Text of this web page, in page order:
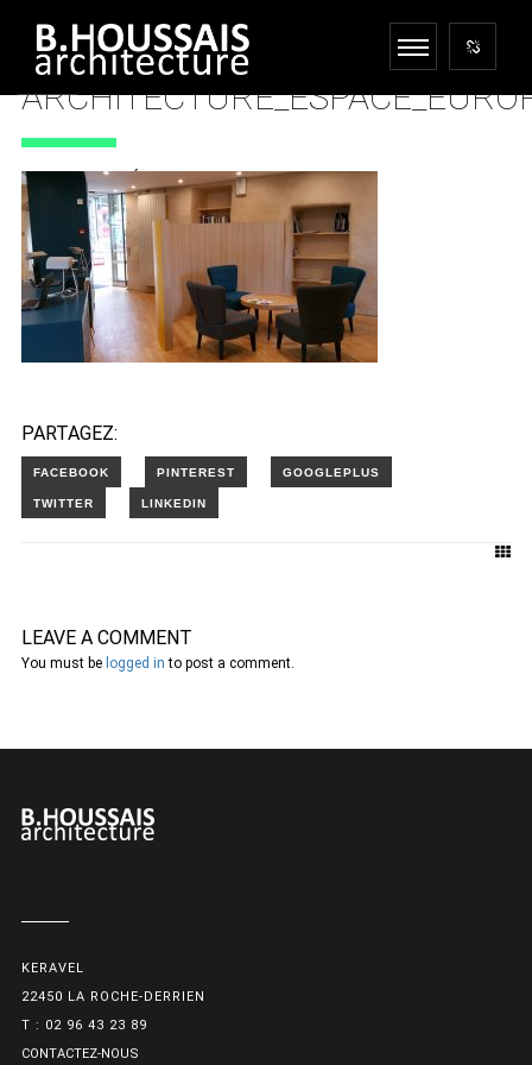
18 DÉCEMBRE 2017
PARTAGEZ:
LEAVE A COMMENT
You must be logged in to post a comment.
KERAVEL
22450 LA ROCHE-DERRIEN
T : 02 96 43 23 89
CONTACTEZ-NOUS